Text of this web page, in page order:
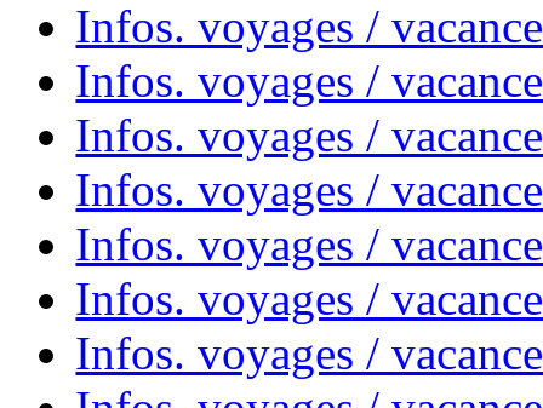
Infos. voyages /
Infos. voyages /
Infos. voyages /
Infos. voyages /
Infos. voyages /
Infos. voyages /
Infos. voyages /